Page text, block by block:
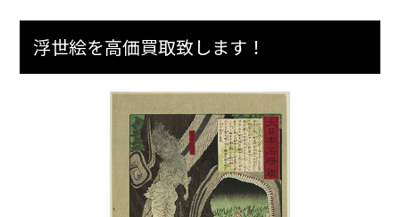
浮世絵を高価買取致します！